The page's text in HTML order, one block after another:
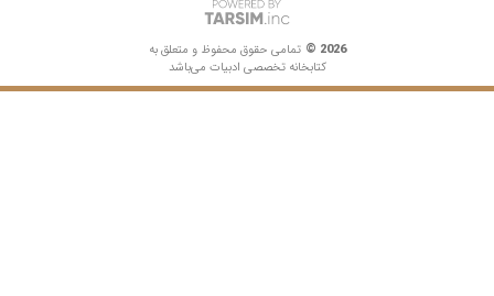
2026
© تمامی حقوق محفوظ و متعلق به
کتابخانه تخصصی ادبیات می‌باشد